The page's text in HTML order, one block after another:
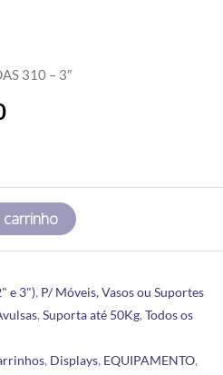
310 – 3″
Price
R$5.00
e 3"), P/ Móveis, Vasos ou Suportes
,Suporta até 50Kg,Todos os
, Displays, EQUIPAMENTO,